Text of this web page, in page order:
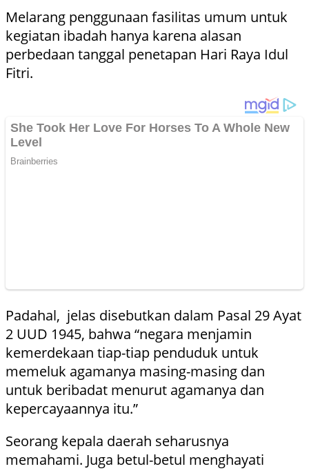
Melarang penggunaan fasilitas umum untuk
kegiatan ibadah hanya karena alasan
perbedaan tanggal penetapan Hari Raya Idul
Fitri.
Padahal, jelas disebutkan dalam Pasal 29 Ayat
2 UUD 1945, bahwa “negara menjamin
kemerdekaan tiap-tiap penduduk untuk
memeluk agamanya masing-masing dan
untuk beribadat menurut agamanya dan
kepercayaannya itu.”
Seorang kepala daerah seharusnya
memahami. Juga betul-betul menghayati